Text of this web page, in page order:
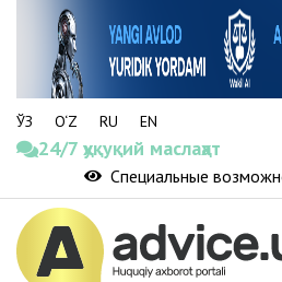
ЎЗ O‘Z RU EN
24/7 ҳуқуқий маслаҳат
Специальные